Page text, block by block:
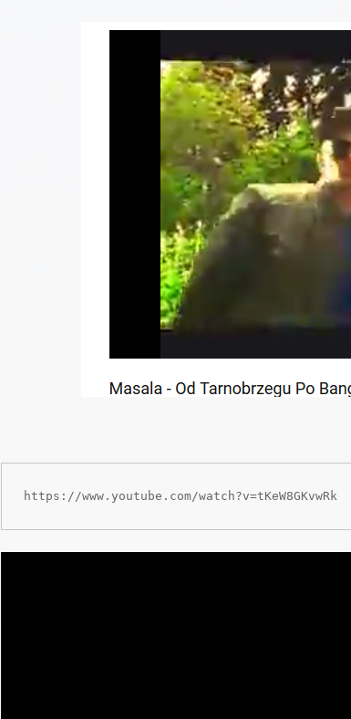
https://www.youtube.com/watch?v=tKeW8GKvwRk